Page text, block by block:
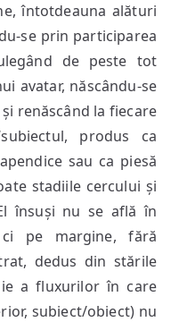
întotdeauna alături
se prin participarea
de peste tot
avatar, născându-se
renăscând la fiecare
produs ca
sau ca piesă
stadiile cercului și
însuși nu se află în
pe margine, fără
dedus din stările
a fluxurilor în care
subiect/obiect) nu